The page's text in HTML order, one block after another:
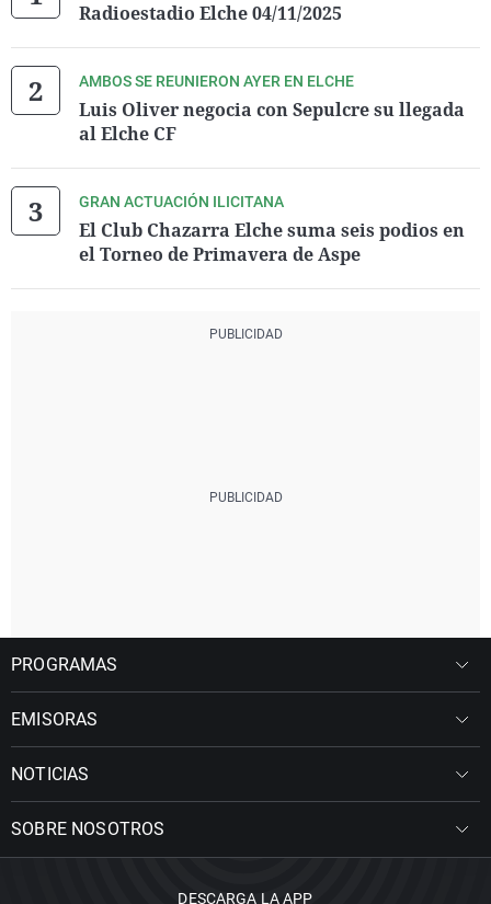
Radioestadio Elche 04/11/2025
AMBOS SE REUNIERON AYER EN ELCHE
Luis Oliver negocia con Sepulcre su llegada
al Elche CF
GRAN ACTUACIÓN ILICITANA
El Club Chazarra Elche suma seis podios en
el Torneo de Primavera de Aspe
PROGRAMAS
EMISORAS
NOTICIAS
SOBRE NOSOTROS
DESCARGA LA APP